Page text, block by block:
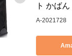
ト かば
A-2021728